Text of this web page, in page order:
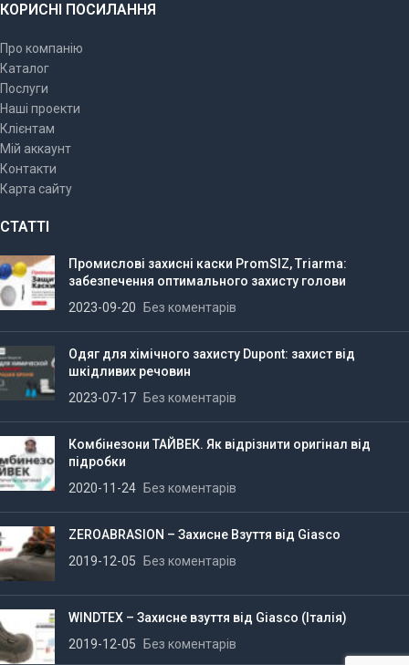
КОРИСНІ ПОСИЛАННЯ
Про компанію
Каталог
Послуги
Наші проекти
Клієнтам
Мій аккаунт
Контакти
Карта сайту
СТАТТІ
Промислові захисні каски PromSIZ, Triarma:
забезпечення оптимального захисту голови
2023-09-20
Без коментарів
Одяг для хімічного захисту Dupont: захист від
шкідливих речовин
2023-07-17
Без коментарів
Комбінезони ТАЙВЕК. Як відрізнити оригінал від
підробки
2020-11-24
Без коментарів
ZEROABRASION – Захисне Взуття від Giasco
2019-12-05
Без коментарів
WINDTEX – Захисне взуття від Giasco (Італія)
2019-12-05
Без коментарів